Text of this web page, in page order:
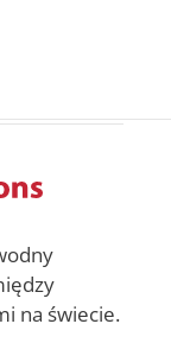
na świecie.